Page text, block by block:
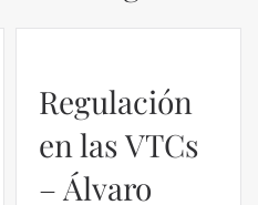
Regulación
en las VTCs
– Álvaro